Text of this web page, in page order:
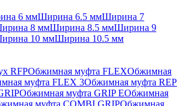
6 ммШирина 6.5 ммШирина 7
8 ммШирина 8.5 ммШирина 9
10 ммШирина 10.5 мм
RFPОбжимная муфта FLEXОбжимная
муфта FLEX 3Обжимная муфта REP
Обжимная муфта GRIP EОбжимная
муфта COMBI GRIPОбжимная